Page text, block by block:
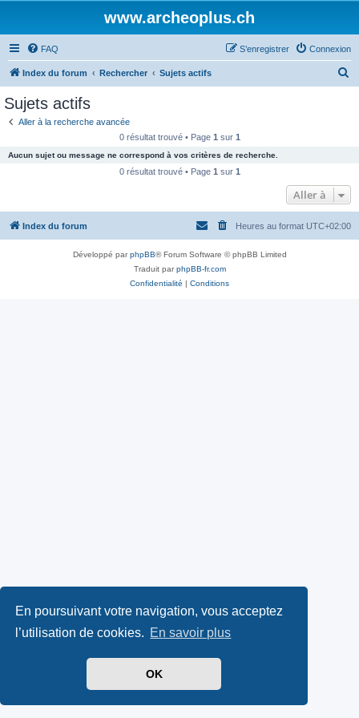
En poursuivant votre navigation, vous acceptez
l’utilisation de cookies. En savoir plus
OK
www.archeoplus.ch
FAQ Connexion
S’enregistrer
Index du forum Rechercher Sujets actifs
c
e
Sujets actifs
Aller à la recherche avancée
0 résultat trouvé • Page 1 sur 1
Aucun sujet ou message ne correspond à vos critères de recherche.
0 résultat trouvé • Page 1 sur 1
Aller à
Index du forum Heures au format UTC+02:00
Développé parphpBB® Forum Software © phpBB Limited
Traduit parphpBB-fr.com
Confidentialité | Conditions